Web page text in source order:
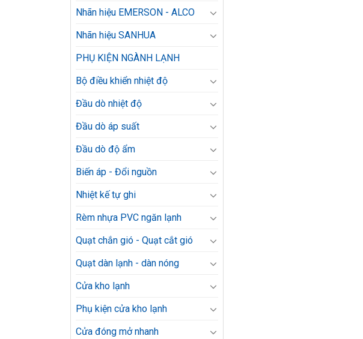
Nhãn hiệu EMERSON - ALCO
Nhãn hiệu SANHUA
PHỤ KIỆN NGÀNH LẠNH
Bộ điều khiển nhiệt độ
Đầu dò nhiệt độ
Đầu dò áp suất
Đầu dò độ ẩm
Biến áp - Đổi nguồn
Nhiệt kế tự ghi
Rèm nhựa PVC ngăn lạnh
Quạt chắn gió - Quạt cắt gió
Quạt dàn lạnh - dàn nóng
Cửa kho lạnh
Phụ kiện cửa kho lạnh
Cửa đóng mở nhanh